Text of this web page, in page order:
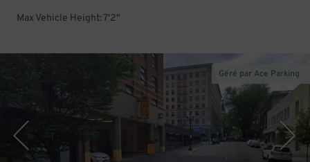
Max Vehicle Height: 7'2"
Géré par Ace Parking